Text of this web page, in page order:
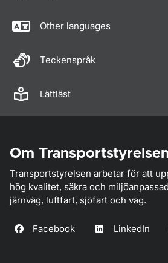
Other languages
Teckenspråk
Lättläst
Om
Transportstyrelsen arbetar för att
hög kvalitet, säkra och
järnväg, luftfart, sjöfart och väg.
Facebook LinkedIn